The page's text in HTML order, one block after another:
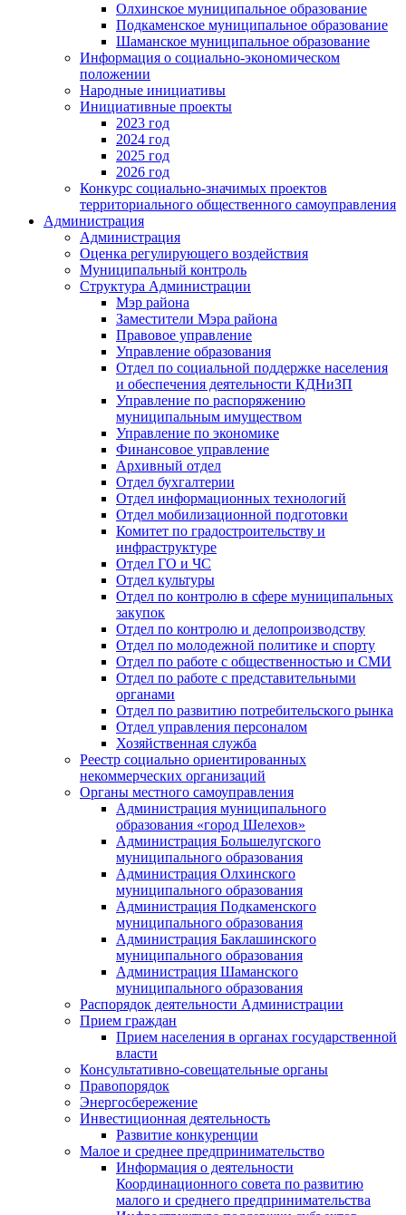
Олхинское муниципальное образование
Подкаменское муниципальное образование
Шаманское муниципальное образование
Информация о социально-экономическом
положении
Народные инициативы
Инициативные проекты
2023 год
2024 год
2025 год
2026 год
Конкурс социально-значимых проектов
территориального общественного самоуправления
Администрация
Администрация
Оценка регулирующего воздействия
Муниципальный контроль
Структура Администрации
Мэр района
Заместители Мэра района
Правовое управление
Управление образования
Отдел по социальной поддержке населения
и обеспечения деятельности КДНиЗП
Управление по распоряжению
муниципальным имуществом
Управление по экономике
Финансовое управление
Архивный отдел
Отдел бухгалтерии
Отдел информационных технологий
Отдел мобилизационной подготовки
Комитет по градостроительству и
инфраструктуре
Отдел ГО и ЧС
Отдел культуры
Отдел по контролю в сфере муниципальных
закупок
Отдел по контролю и делопроизводству
Отдел по молодежной политике и спорту
Отдел по работе с общественностью и СМИ
Отдел по работе с представительными
органами
Отдел по развитию потребительского рынка
Отдел управления персоналом
Хозяйственная служба
Реестр социально ориентированных
некоммерческих организаций
Органы местного самоуправления
Администрация муниципального
образования «город Шелехов»
Администрация Большелугского
муниципального образования
Администрация Олхинского
муниципального образования
Администрация Подкаменского
муниципального образования
Администрация Баклашинского
муниципального образования
Администрация Шаманского
муниципального образования
Распорядок деятельности Администрации
Прием граждан
Прием населения в органах государственной
власти
Консультативно-совещательные органы
Правопорядок
Энергосбережение
Инвестиционная деятельность
Развитие конкуренции
Малое и среднее предпринимательство
Информация о деятельности
Координационного совета по развитию
малого и среднего предпринимательства